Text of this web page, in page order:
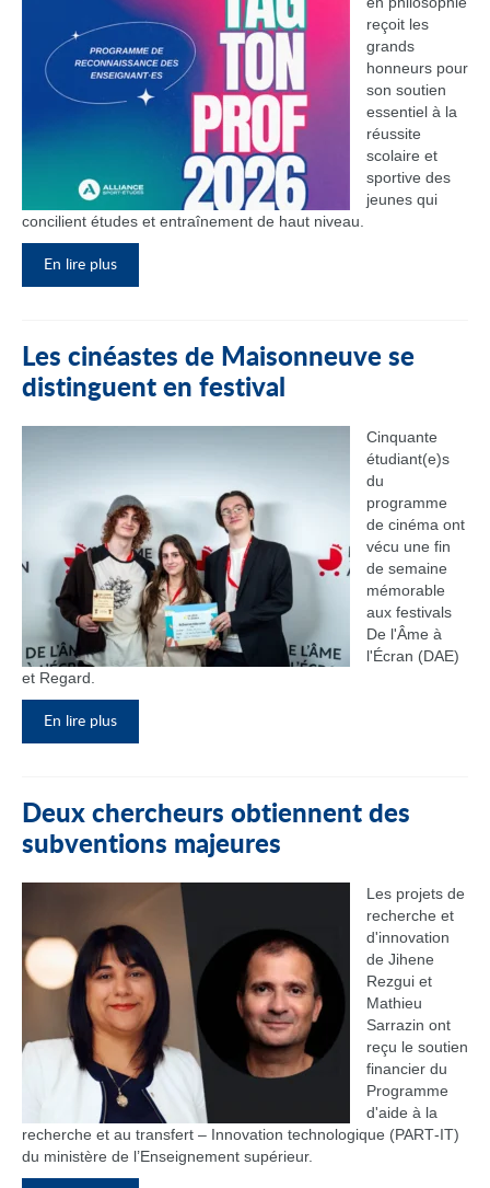
reçoit les
grands
honneurs pour
son soutien
essentiel à la
réussite
scolaire et
sportive des
jeunes qui
concilient études et entraînement de haut niveau.
En lire plus
Les cinéastes de Maisonneuve se
distinguent en festival
Cinquante
étudiant(e)s
du
programme
de cinéma ont
vécu une fin
de semaine
mémorable
aux festivals
De l'Âme à
l'Écran (DAE)
et Regard.
En lire plus
Deux chercheurs obtiennent des
subventions majeures
Les projets de
recherche et
d'innovation
de Jihene
Rezgui et
Mathieu
Sarrazin ont
reçu le soutien
financier du
Programme
d'aide à la
recherche et au transfert – Innovation technologique (PART‑IT)
du ministère de l’Enseignement supérieur.